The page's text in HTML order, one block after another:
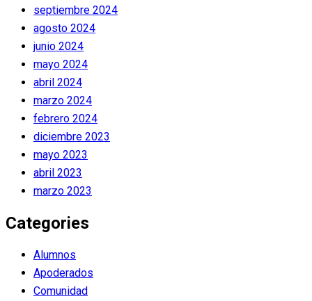
septiembre 2024
agosto 2024
junio 2024
mayo 2024
abril 2024
marzo 2024
febrero 2024
diciembre 2023
mayo 2023
abril 2023
marzo 2023
Categories
Alumnos
Apoderados
Comunidad